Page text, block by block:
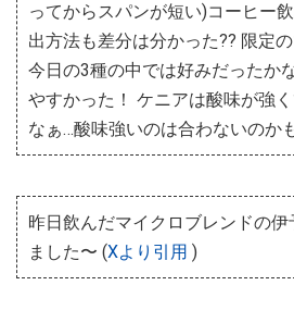
ってからスパンが短い)コーヒー
出方法も差分は分かった?? 限定
今日の3種の中では好みだったか
やすかった！ ケニアは酸味が強
なぁ…酸味強いのは合わないのか
昨日飲んだマイクロブレンドの
ました〜 (Xより引用 )